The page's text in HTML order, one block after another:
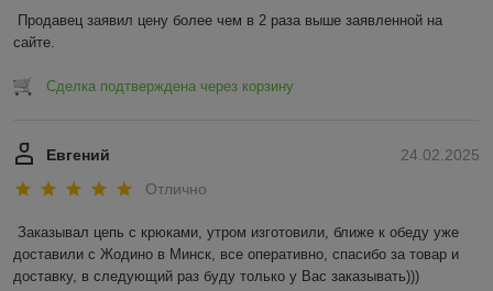
Продавец заявил цену более чем в 2 раза выше заявленной на
сайте.
Сделка подтверждена через корзину
24.02.2025
Евгений
Отлично
Заказывал цепь с крюками, утром изготовили, ближе к обеду уже
доставили с Жодино в Минск, все оперативно, спасибо за товар и
доставку, в следующий раз буду только у Вас заказывать)))